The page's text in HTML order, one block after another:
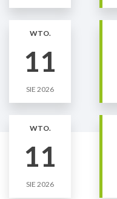
WTO.
11
SIE 2026
WTO.
11
SIE 2026